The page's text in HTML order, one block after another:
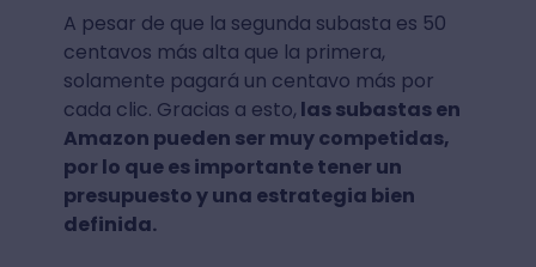
A pesar de que la segunda subasta es 50
centavos más alta que la primera,
solamente pagará un centavo más por
cada clic. Gracias a esto, las subastas en
Amazon pueden ser muy competidas,
por lo que es importante tener un
presupuesto y una estrategia bien
definida.